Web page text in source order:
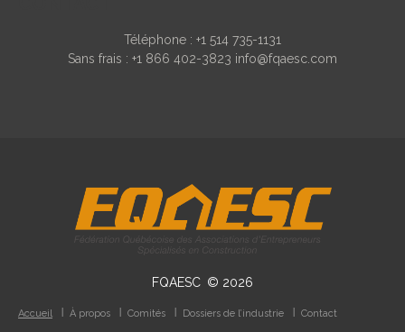
Téléphone : +1 514 735-1131
Sans frais : +1 866 402-3823 info@fqaesc.com
FQAESC © 2026
Accueil À propos Comités Dossiers de l’industrie Contact